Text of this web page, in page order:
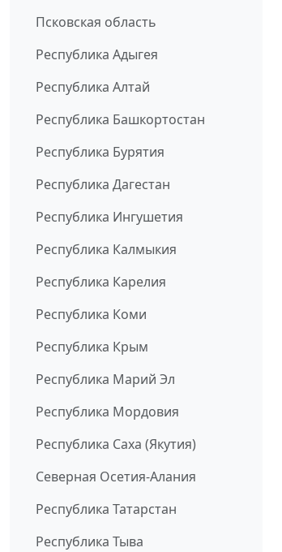
Псковская область
Республика Адыгея
Республика Алтай
Республика Башкортостан
Республика Бурятия
Республика Дагестан
Республика Ингушетия
Республика Калмыкия
Республика Карелия
Республика Коми
Республика Крым
Республика Марий Эл
Республика Мордовия
Республика Саха (Якутия)
Северная Осетия-Алания
Республика Татарстан
Республика Тыва